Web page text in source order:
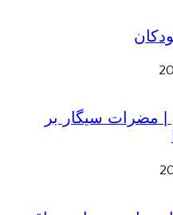
مضرات سیگار بر